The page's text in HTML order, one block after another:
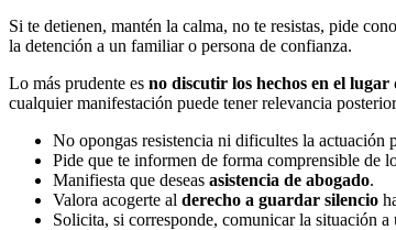
Si te detienen, mantén la calma, no te resistas, pide
la detención a un familiar o persona de confianza.
Lo más prudente es no discutir los hechos en el lugar
cualquier manifestación puede tener relevancia
No opongas resistencia ni dificultes la actuación
Pide que te informen de forma comprensible de
Manifiesta que deseas asistencia de abogado.
Valora acogerte al derecho a guardar silencio
Solicita, si corresponde, comunicar la situación